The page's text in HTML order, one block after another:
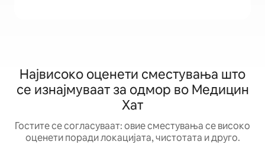
Највисоко оценети сместувања што
се изнајмуваат за одмор во Медицин
Хат
Гостите се согласуваат: овие сместувања се високо
оценети поради локацијата, чистотата и друго.